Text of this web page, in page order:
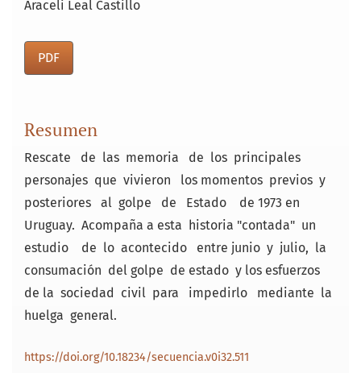
Araceli Leal Castillo
PDF
Resumen
Rescate de las memoria de los principales
personajes que vivieron los momentos previos y
posteriores al golpe de Estado de 1973 en
Uruguay. Acompaña a esta historia "contada" un
estudio de lo acontecido entre junio y julio, la
consumación del golpe de estado y los esfuerzos
de la sociedad civil para impedirlo mediante la
huelga general.
https://doi.org/10.18234/secuencia.v0i32.511